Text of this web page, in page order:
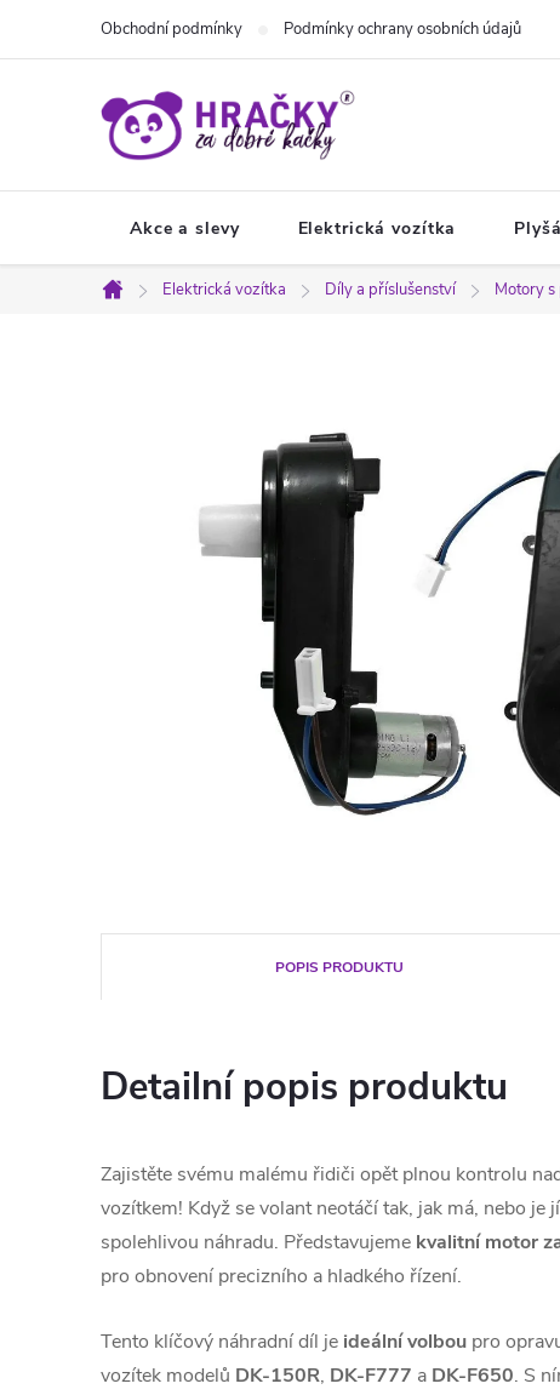
Obchodní podmínky Podmínky ochrany osobních údajů
Akce a slevy Elektrická vozítka
Domů
Elektrická vozítka Díly a příslušenství Motory
POPIS PRODUKTU
Detailní popis produktu
Zajistěte svému malému řidiči opět plnou kontrolu
vozítkem! Když se volant neotáčí tak, jak má, nebo je
spolehlivou náhradu. Představujeme kvalitní motor
pro obnovení precizního a hladkého řízení.
Tento klíčový náhradní díl je ideální volbou pro
vozítek modelů DK-150R, DK-F777 a DK-F650. S